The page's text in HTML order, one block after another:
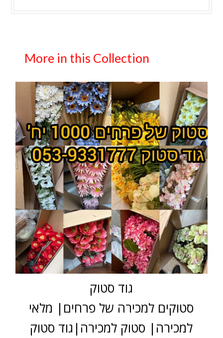
More in this Collection
גוד סטוק
סטוקים למכירה של פרחים| מלאי
למכירה| סטוק למכירה|גוד סטוק